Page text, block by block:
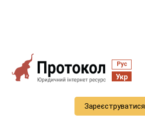
Рус
Укр
Зареєструватися